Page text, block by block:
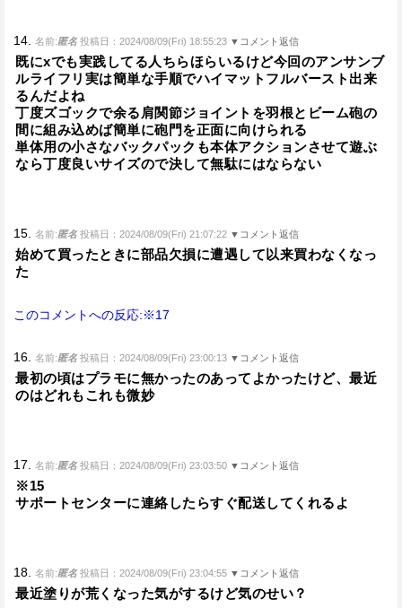
14. 名前:匿名 投稿日：2024/08/09(Fri) 18:55:23 ▼コメント返信
既にxでも実践してる人ちらほらいるけど今回のアンサンブ
ルライフリ実は簡単な手順でハイマットフルバースト出来
るんだよね
丁度ズゴックで余る肩関節ジョイントを羽根とビーム砲の
間に組み込めば簡単に砲門を正面に向けられる
単体用の小さなバックパックも本体アクションさせて遊ぶ
なら丁度良いサイズので決して無駄にはならない
15. 名前:匿名 投稿日：2024/08/09(Fri) 21:07:22 ▼コメント返信
始めて買ったときに部品欠損に遭遇して以来買わなくなっ
た
このコメントへの反応:※17
16. 名前:匿名 投稿日：2024/08/09(Fri) 23:00:13 ▼コメント返信
最初の頃はプラモに無かったのあってよかったけど、最近
のはどれもこれも微妙
17. 名前:匿名 投稿日：2024/08/09(Fri) 23:03:50 ▼コメント返信
※15
サポートセンターに連絡したらすぐ配送してくれるよ
18. 名前:匿名 投稿日：2024/08/09(Fri) 23:04:55 ▼コメント返信
最近塗りが荒くなった気がするけど気のせい？